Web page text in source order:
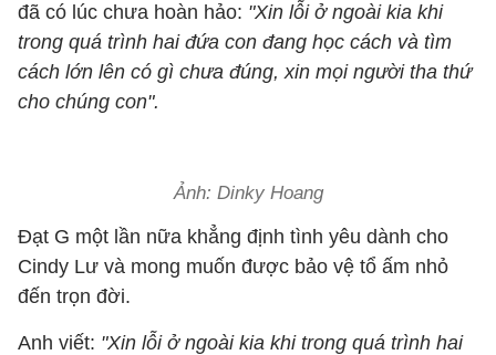
đã có lúc chưa hoàn hảo: "Xin lỗi ở ngoài kia khi
trong quá trình hai đứa con đang học cách và tìm
cách lớn lên có gì chưa đúng, xin mọi người tha thứ
cho chúng con".
Ảnh: Dinky Hoang
Đạt G một lần nữa khẳng định tình yêu dành cho
Cindy Lư và mong muốn được bảo vệ tổ ấm nhỏ
đến trọn đời.
Anh viết: "Xin lỗi ở ngoài kia khi trong quá trình hai